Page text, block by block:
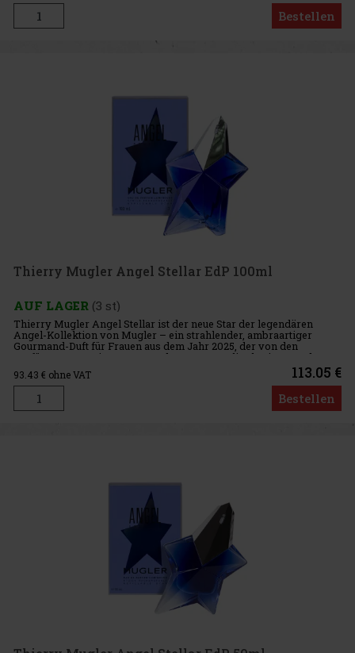
Bestellen
Thierry Mugler Angel Stellar EdP 100ml
AUF LAGER (3 st)
Thierry Mugler Angel Stellar ist der neue Star der legendären
Angel-Kollektion von Mugler – ein strahlender, ambraartiger
Gourmand-Duft für Frauen aus dem Jahr 2025, der von den
Parfümeuren Louise Turner und Jacques Huclier kreiert wurde. Er
ist sinn
93.43 € ohne VAT 113.05 €
Bestellen